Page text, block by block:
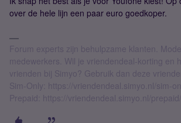
over de hele lijn een paar euro goedkoper.
Forum experts zijn behulpzame klanten.
medewerkers. Wil je vriendendeal-korting en
vrienden bij Simyo? Gebruik dan deze
Sim-Only: https://vriendendeal.simyo.nl/sim-
Prepaid: https://vriendendeal.simyo.nl/